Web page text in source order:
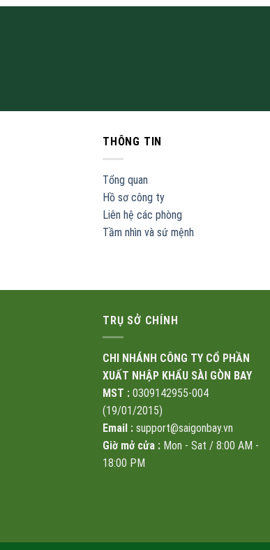
THÔNG TIN
Tổng quan
Hồ sơ công ty
Liên hệ các phòng
Tầm nhìn và sứ mệnh
TRỤ SỞ CHÍNH
CHI NHÁNH CÔNG TY CỔ PHẦN
XUẤT NHẬP KHẨU SÀI GÒN BAY
MST : 0309142955-004
(19/01/2015)
Email : support@saigonbay.vn
Giờ mở cửa : Mon - Sat / 8:00 AM -
18:00 PM